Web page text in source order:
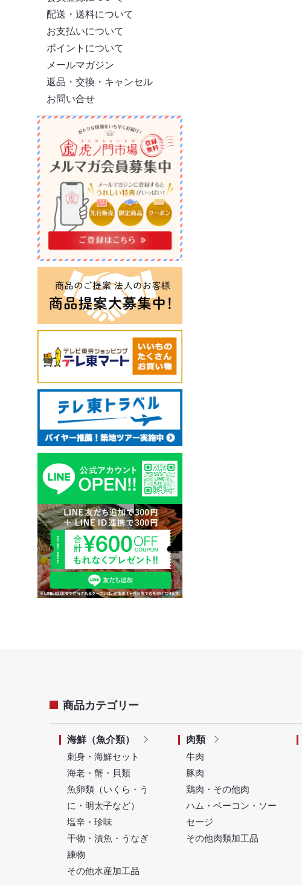
配送・送料について
お支払いについて
ポイントについて
メールマガジン
返品・交換・キャンセル
お問い合せ
商品カテゴリー
海鮮（魚介類）
刺身・海鮮セット
海老・蟹・貝類
魚卵類（いくら・う
に・明太子など）
塩辛・珍味
干物・漬魚・うなぎ
練物
その他水産加工品
肉類
牛肉
豚肉
鶏肉・その他肉
ハム・ベーコン・ソー
セージ
その他肉類加工品